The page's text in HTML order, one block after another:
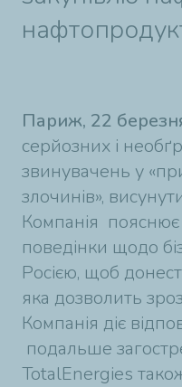
Париж, 22
серйозних і
звинувачень у
злочинів»,
Компанія
поведінки щодо
Росією, щоб
яка дозволить
Компанія діє
подальше
TotalEnergies